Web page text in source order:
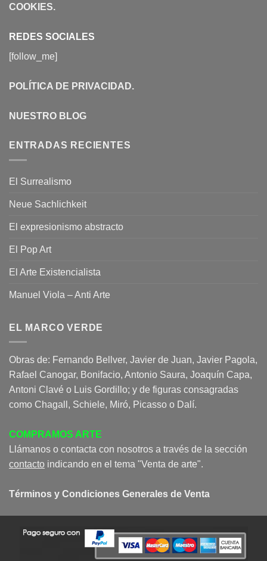
COOKIES.
REDES SOCIALES
[follow_me]
POLÍTICA DE PRIVACIDAD.
NUESTRO BLOG
ENTRADAS RECIENTES
El Surrealismo
Neue Sachlichkeit
El expresionismo abstracto
El Pop Art
El Arte Existencialista
Manuel Viola – Anti Arte
EL MARCO VERDE
Obras de: Fernando Bellver, Javier de Juan, Javier Pagola,
Rafael Canogar, Bonifacio, Antonio Saura, Joaquín Capa,
Antoni Clavé o Luis Gordillo; y de figuras consagradas
como Chagall, Schiele, Miró, Picasso o Dalí.
COMPRAMOS ARTE
Llámanos o contacta con nosotros a través de la sección
contacto indicando en el tema "Venta de arte".
Términos y Condiciones Generales de Venta